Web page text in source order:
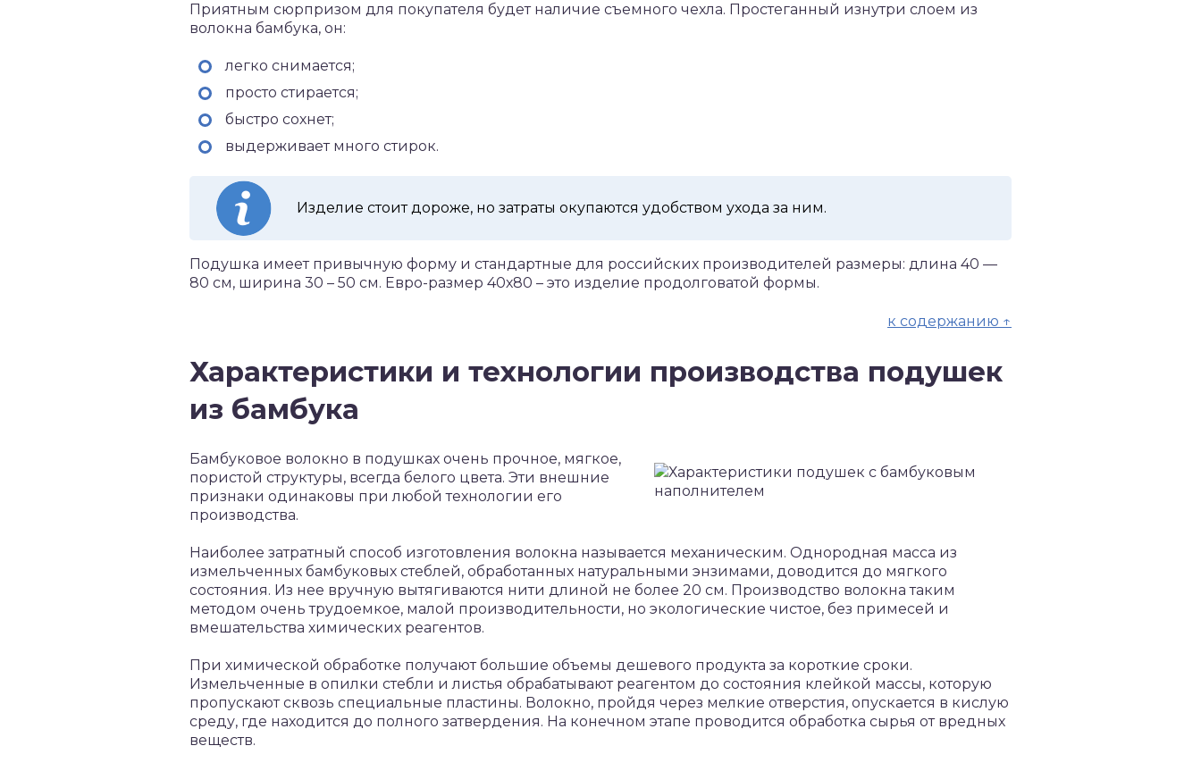
Приятным сюрпризом для покупателя будет наличие съемного чехла. Простеганный изнутри слоем из
волокна бамбука, он:
легко снимается;
просто стирается;
быстро сохнет;
выдерживает много стирок.
Изделие стоит дороже, но затраты окупаются удобством ухода за ним.
Подушка имеет привычную форму и стандартные для российских производителей размеры: длина 40 —
80 см, ширина 30 – 50 см. Евро-размер 40х80 – это изделие продолговатой формы.
к содержанию ↑
Характеристики и технологии производства подушек
из бамбука
Бамбуковое волокно в подушках очень прочное, мягкое,
пористой структуры, всегда белого цвета. Эти внешние
признаки одинаковы при любой технологии его
производства.
Наиболее затратный способ изготовления волокна называется механическим. Однородная масса из
измельченных бамбуковых стеблей, обработанных натуральными энзимами, доводится до мягкого
состояния. Из нее вручную вытягиваются нити длиной не более 20 см. Производство волокна таким
методом очень трудоемкое, малой производительности, но экологические чистое, без примесей и
вмешательства химических реагентов.
При химической обработке получают большие объемы дешевого продукта за короткие сроки.
Измельченные в опилки стебли и листья обрабатывают реагентом до состояния клейкой массы, которую
пропускают сквозь специальные пластины. Волокно, пройдя через мелкие отверстия, опускается в кислую
среду, где находится до полного затвердения. На конечном этапе проводится обработка сырья от вредных
веществ.